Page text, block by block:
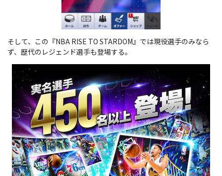
そして、この『NBA RISE TO STARDOM』では現役選手のみなら
ず、歴代のレジェンド選手も登場する。